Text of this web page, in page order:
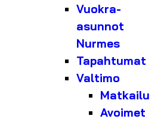
Vuokra-
asunnot
Nurmes
Tapahtumat
Valtimo
Matkailu
Avoimet